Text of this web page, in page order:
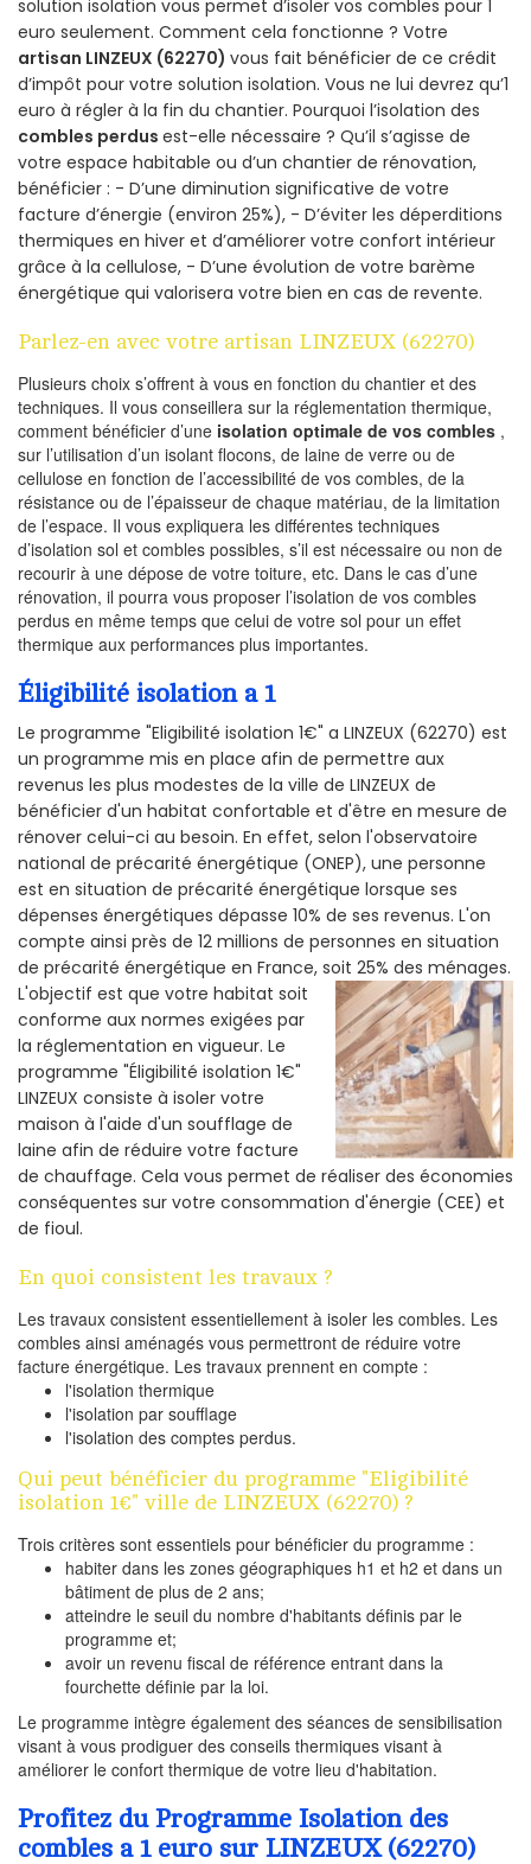
solution isolation vous permet d’isoler vos combles pour 1
euro seulement. Comment cela fonctionne ? Votre
artisan LINZEUX (62270) vous fait bénéficier de ce crédit
d’impôt pour votre solution isolation. Vous ne lui devrez qu’1
euro à régler à la fin du chantier. Pourquoi l’isolation des
combles perdus est-elle nécessaire ? Qu’il s’agisse de
votre espace habitable ou d’un chantier de rénovation,
bénéficier : - D’une diminution significative de votre
facture d’énergie (environ 25%), - D’éviter les déperditions
thermiques en hiver et d’améliorer votre confort intérieur
grâce à la cellulose, - D’une évolution de votre barème
énergétique qui valorisera votre bien en cas de revente.
Parlez-en avec votre artisan LINZEUX (62270)
Plusieurs choix s’offrent à vous en fonction du chantier et des
techniques. Il vous conseillera sur la réglementation thermique,
comment bénéficier d’une isolation optimale de vos combles ,
sur l’utilisation d’un isolant flocons, de laine de verre ou de
cellulose en fonction de l’accessibilité de vos combles, de la
résistance ou de l’épaisseur de chaque matériau, de la limitation
de l’espace. Il vous expliquera les différentes techniques
d’isolation sol et combles possibles, s’il est nécessaire ou non de
recourir à une dépose de votre toiture, etc. Dans le cas d’une
rénovation, il pourra vous proposer l’isolation de vos combles
perdus en même temps que celui de votre sol pour un effet
thermique aux performances plus importantes.
Éligibilité isolation a 1
Le programme "Eligibilité isolation 1€" a LINZEUX (62270) est
un programme mis en place afin de permettre aux
revenus les plus modestes de la ville de LINZEUX de
bénéficier d'un habitat confortable et d'être en mesure de
rénover celui-ci au besoin. En effet, selon l'observatoire
national de précarité énergétique (ONEP), une personne
est en situation de précarité énergétique lorsque ses
dépenses énergétiques dépasse 10% de ses revenus. L'on
compte ainsi près de 12 millions de personnes en situation
de précarité énergétique en France, soit 25% des ménages.
L'objectif est que votre habitat soit
conforme aux normes exigées par
la réglementation en vigueur. Le
programme "Éligibilité isolation 1€"
LINZEUX consiste à isoler votre
maison à l'aide d'un soufflage de
laine afin de réduire votre facture
de chauffage. Cela vous permet de réaliser des économies
conséquentes sur votre consommation d'énergie (CEE) et
de fioul.
En quoi consistent les travaux ?
Les travaux consistent essentiellement à isoler les combles. Les
combles ainsi aménagés vous permettront de réduire votre
facture énergétique. Les travaux prennent en compte :
l'isolation thermique
l'isolation par soufflage
l'isolation des comptes perdus.
Qui peut bénéficier du programme "Eligibilité
isolation 1€" ville de LINZEUX (62270) ?
Trois critères sont essentiels pour bénéficier du programme :
habiter dans les zones géographiques h1 et h2 et dans un
bâtiment de plus de 2 ans;
atteindre le seuil du nombre d'habitants définis par le
programme et;
avoir un revenu fiscal de référence entrant dans la
fourchette définie par la loi.
Le programme intègre également des séances de sensibilisation
visant à vous prodiguer des conseils thermiques visant à
améliorer le confort thermique de votre lieu d'habitation.
Profitez du Programme Isolation des
combles a 1 euro sur LINZEUX (62270)